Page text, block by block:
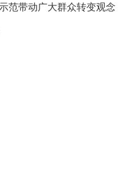
范带动广大群众转变观